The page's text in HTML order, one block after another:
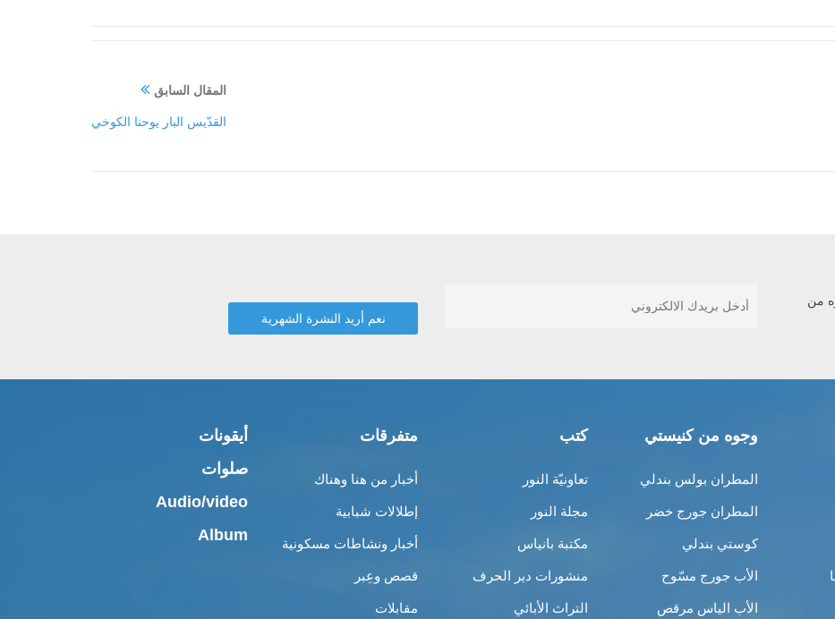
المقال السابق
القدّيس البار يوحنا الكوخي
من
وجوه من كنيستي
المطران بولس بندلي
المطران جورج خضر
كوستي بندلي
الأب جورج مسّوح
الأب الياس مرقص
كتب
تعاونيّة النور
مجلة النور
مكتبة بانياس
منشورات دير الحرف
التراث الأبائي
متفرقات
أخبار من هنا وهناك
إطلالات شبابية
أخبار ونشاطات مسكونية
قصص وعِبر
مقابلات
أيقونات
صلوات
Audio/video
Album